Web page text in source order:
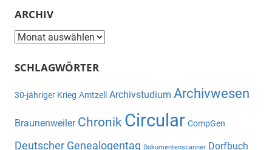
ARCHIV
Archiv
SCHLAGWÖRTER
30-jähriger Krieg Amtzell Archivstudium Archivwesen
Braunenweiler Chronik Circular CompGen
Deutscher Genealogentag Dokumentenscanner Dorfbuch